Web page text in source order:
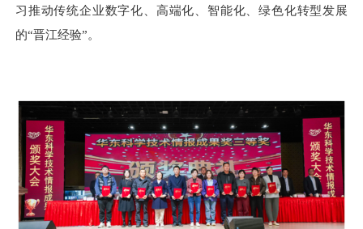
习推动传统企业数字化、高端化、智能化、绿色化转型发展
的“晋江经验”。